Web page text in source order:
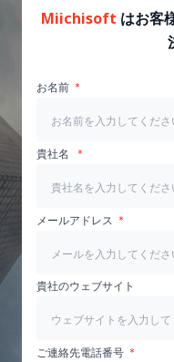
Miichisoft はお客
お名前
貴社名
メールアドレス
貴社のウェブサイト
ご連絡先電話番号